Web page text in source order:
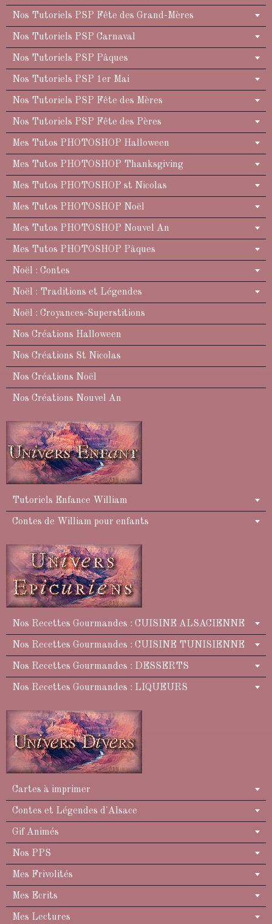
Nos Tutoriels PSP Fête des Grand-Mères
Nos Tutoriels PSP Carnaval
Nos Tutoriels PSP Pâques
Nos Tutoriels PSP 1er Mai
Nos Tutoriels PSP Fête des Mères
Nos Tutoriels PSP Fête des Pères
Mes Tutos PHOTOSHOP Halloween
Mes Tutos PHOTOSHOP Thanksgiving
Mes Tutos PHOTOSHOP st Nicolas
Mes Tutos PHOTOSHOP Noël
Mes Tutos PHOTOSHOP Nouvel An
Mes Tutos PHOTOSHOP Pâques
Noël : Contes
Noël : Traditions et Légendes
Noël : Croyances-Superstitions
Nos Créations Halloween
Nos Créations St Nicolas
Nos Créations Noël
Nos Créations Nouvel An
Tutoriels Enfance William
Contes de William pour enfants
Nos Recettes Gourmandes : CUISINE ALSACIENNE
Nos Recettes Gourmandes : CUISINE TUNISIENNE
Nos Recettes Gourmandes : DESSERTS
Nos Recettes Gourmandes : LIQUEURS
Cartes à imprimer
Contes et Légendes d'Alsace
Gif Animés
Nos PPS
Mes Frivolités
Mes Ecrits
Mes Lectures